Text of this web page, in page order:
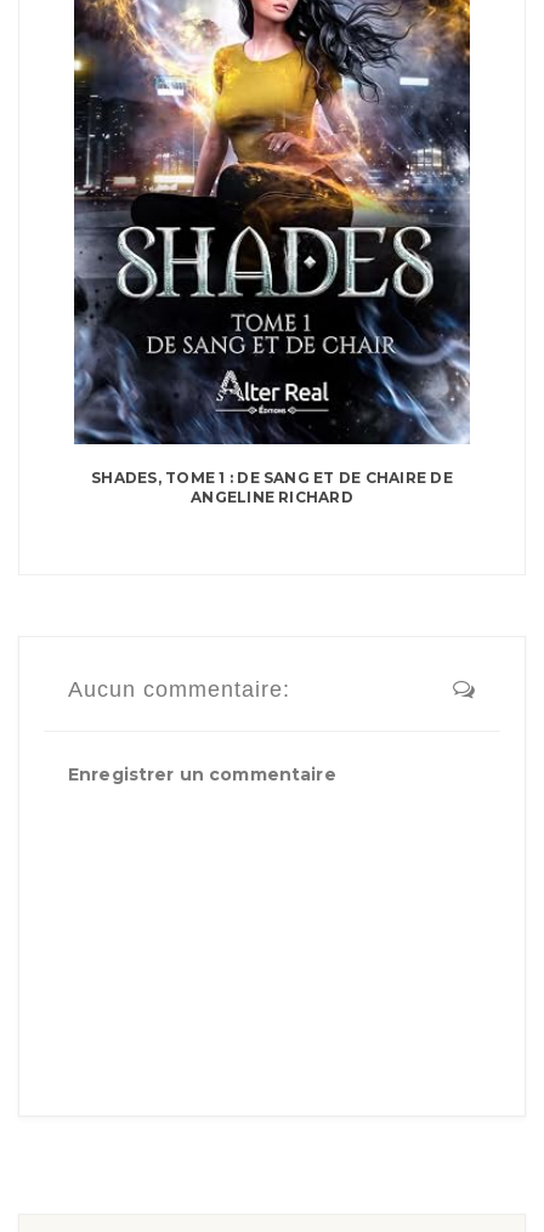
SHADES, TOME 1 : DE SANG ET DE CHAIRE DE
ANGELINE RICHARD
Aucun commentaire:
Enregistrer un commentaire